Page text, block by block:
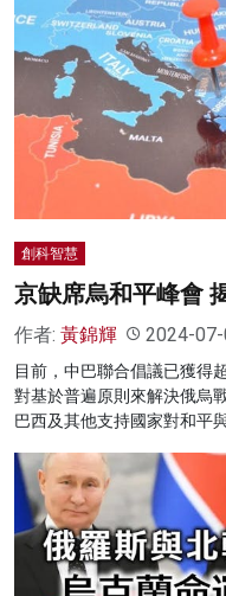
創科智慧
京缺席烏和平峰會
作者: 黃錦輝 2024-
目前，中巴聯合倡議已獲得
對基於普遍原則來解決俄烏
巴西及其他支持國家對和平